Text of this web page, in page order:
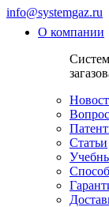
info@systemgaz.ru
О компании
Статьи